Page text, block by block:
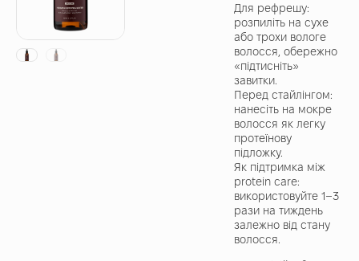
Для рефрешу:
розпиліть на сухе
або трохи вологе
волосся, обережно
«підтисніть»
завитки.
Перед стайлінгом:
нанесіть на мокре
волосся як легку
протеїнову
підложку.
Як підтримка між
protein care:
використовуйте 1–3
рази на тиждень
залежно від стану
волосся.